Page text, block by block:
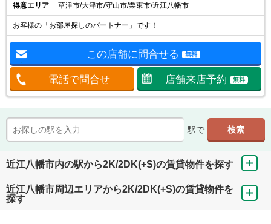
得意エリア 草津市/大津市/守山市/栗東市/近江八幡市
お客様の「お部屋探しのパートナー」です！
この店舗に問合せる 無料
電話で問合せ 店舗来店予約 無料
駅で
近江八幡市内の駅から2K/2DK(+S)の賃貸物件を探す
近江八幡市周辺エリアから2K/2DK(+S)の賃貸物件を
探す